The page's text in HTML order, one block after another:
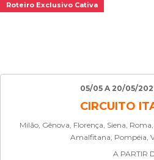
Roteiro Exclusivo Cativa
05/05 A 20/05/
CIRCUITO
Milão, Gênova, Florença, Siena,
Amalfitana, Pompéia,
A PARTIR